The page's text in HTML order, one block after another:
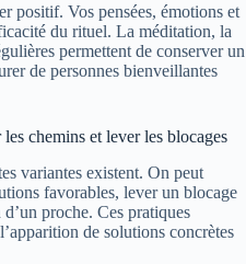
positif. Vos pensées, émotions et
du rituel. La méditation, la
permettent de conserver un
de personnes bienveillantes
chemins et lever les blocages
variantes existent. On peut
favorables, lever un blocage
proche. Ces pratiques
de solutions concrètes